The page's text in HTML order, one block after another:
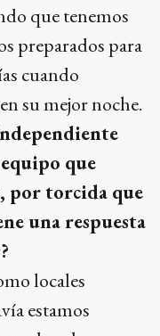
que tenemos
preparados para
cuando
su mejor noche.
que
por torcida que
una respuesta
locales
estamos